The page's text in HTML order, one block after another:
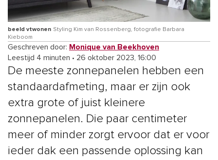
beeld vtwonen Styling Kim van Rossenberg, fotografie Barbara
Kieboom
Geschreven door: Monique van Beekhoven
Leestijd 4 minuten • 26 oktober 2023, 16:00
De meeste zonnepanelen hebben een
standaardafmeting, maar er zijn ook
extra grote of juist kleinere
zonnepanelen. Die paar centimeter
meer of minder zorgt ervoor dat er voor
ieder dak een passende oplossing kan